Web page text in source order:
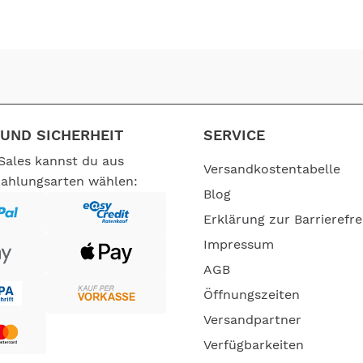
white
SICHERHEIT
kannst du aus
wählen:
SERVICE
Versandkostentabelle
Blog
Erklärung zur
Impressum
AGB
Öffnungszeiten
Versandpartner
Verfügbarkeiten